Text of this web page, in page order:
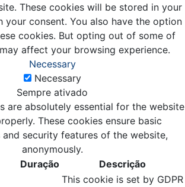
These cookies will be stored in your
your consent. You also have the option
cookies. But opting out of some of
affect your browsing experience.
Necessary
Necessary
Sempre ativado
are absolutely essential for the website
These cookies ensure basic
security features of the website,
anonymously.
Duração Descrição
This cookie is set by GDPR